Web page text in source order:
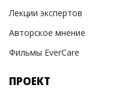
Лекции экспертов
Авторское мнение
Фильмы EverCare
ПРОЕКТ